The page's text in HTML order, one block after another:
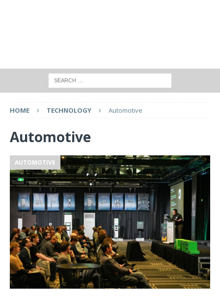
HOME TECHNOLOGY Automotive
Automotive
AUTOMOTIVE